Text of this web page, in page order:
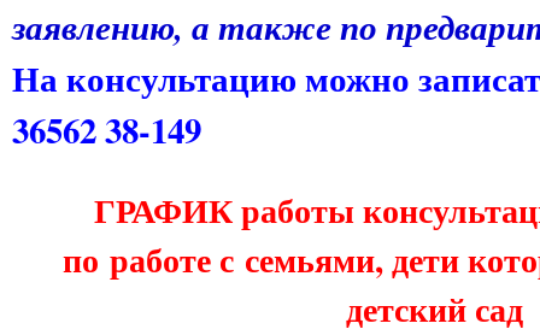
заявлению, а также по
На консультацию можно
36562 38-149
ГРАФИК работы
по работе с семьями, дети
детский сад